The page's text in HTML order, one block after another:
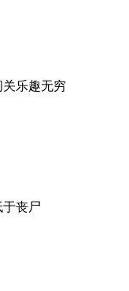
乐趣无穷
丧尸